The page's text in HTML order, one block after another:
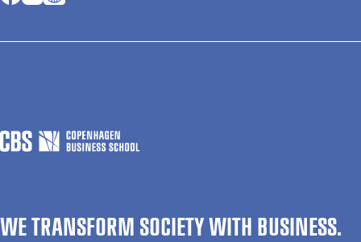
WE TRANSFORM SOCIETY WITH BUSINESS.